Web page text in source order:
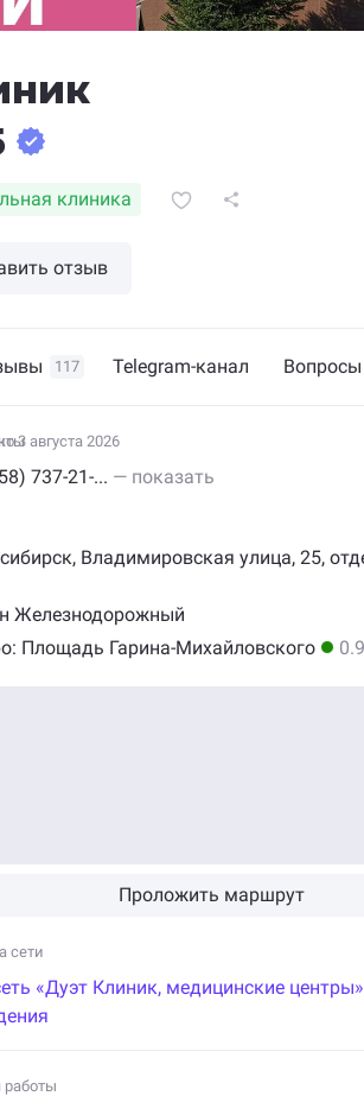
клиника
отзыв
117 Telegram-канал Вопросы
3 августа 2026
737-21-... — показать
Владимировская улица, 25,
Железнодорожный
Площадь Гарина-Михайловского
Проложить маршрут
сети
«Дуэт Клиник, медицинские центры
работы